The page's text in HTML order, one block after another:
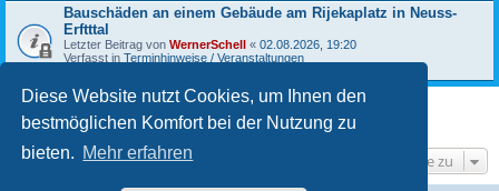
Diese Website nutzt Cookies, um Ihnen den
bestmöglichen Komfort bei der Nutzung zu
bieten. Mehr erfahren
Bauschäden an einem Gebäude am Rijekaplatz in Neuss-
Erftttal
Letzter Beitrag von WernerSchell « 02.08.2026, 19:20
Verfasst in Terminhinweise / Veranstaltungen
Die Suche ergab 10 Treffer • Seite1von
Gehe zu